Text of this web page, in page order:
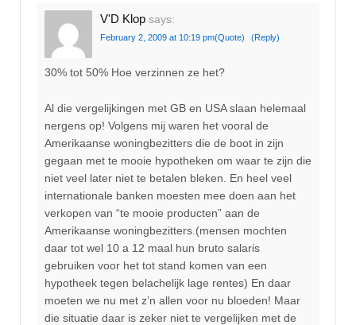
V'D Klop says:
February 2, 2009 at 10:19 pm(Quote) (Reply)
30% tot 50% Hoe verzinnen ze het?
Al die vergelijkingen met GB en USA slaan helemaal
nergens op! Volgens mij waren het vooral de
Amerikaanse woningbezitters die de boot in zijn
gegaan met te mooie hypotheken om waar te zijn die
niet veel later niet te betalen bleken. En heel veel
internationale banken moesten mee doen aan het
verkopen van “te mooie producten” aan de
Amerikaanse woningbezitters.(mensen mochten
daar tot wel 10 a 12 maal hun bruto salaris
gebruiken voor het tot stand komen van een
hypotheek tegen belachelijk lage rentes) En daar
moeten we nu met z’n allen voor nu bloeden! Maar
die situatie daar is zeker niet te vergelijken met de